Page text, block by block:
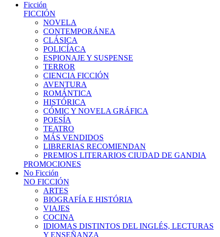
Ficción
FICCIÓN
NOVELA
CONTEMPORÁNEA
CLÁSICA
POLICÍACA
ESPIONAJE Y SUSPENSE
TERROR
CIENCIA FICCIÓN
AVENTURA
ROMÁNTICA
HISTÓRICA
CÓMIC Y NOVELA GRÁFICA
POESÍA
TEATRO
MÁS VENDIDOS
LIBRERIAS RECOMIENDAN
PREMIOS LITERARIOS CIUDAD DE GANDIA
PROMOCIONES
No Ficción
NO FICCIÓN
ARTES
BIOGRAFÍA E HISTÓRIA
VIAJES
COCINA
IDIOMAS DISTINTOS DEL INGLÉS, LECTURAS
Y ENSEÑANZA